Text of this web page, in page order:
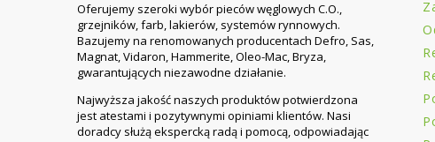
Oferujemy szeroki wybór pieców węglowych C.O.,
grzejników, farb, lakierów, systemów rynnowych.
Bazujemy na renomowanych producentach Defro, Sas,
Magnat, Vidaron, Hammerite, Oleo-Mac, Bryza,
gwarantujących niezawodne działanie.
Najwyższa jakość naszych produktów potwierdzona
jest atestami i pozytywnymi opiniami klientów. Nasi
doradcy służą ekspercką radą i pomocą, odpowiadając